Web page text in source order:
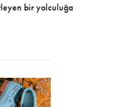
bir yolculuğa